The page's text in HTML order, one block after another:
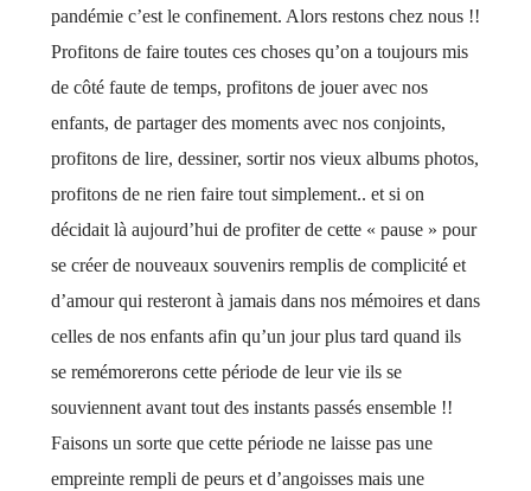
pandémie c’est le confinement. Alors restons chez nous !!
Profitons de faire toutes ces choses qu’on a toujours mis
de côté faute de temps, profitons de jouer avec nos
enfants, de partager des moments avec nos conjoints,
profitons de lire, dessiner, sortir nos vieux albums photos,
profitons de ne rien faire tout simplement.. et si on
décidait là aujourd’hui de profiter de cette « pause » pour
se créer de nouveaux souvenirs remplis de complicité et
d’amour qui resteront à jamais dans nos mémoires et dans
celles de nos enfants afin qu’un jour plus tard quand ils
se remémorerons cette période de leur vie ils se
souviennent avant tout des instants passés ensemble !!
Faisons un sorte que cette période ne laisse pas une
empreinte rempli de peurs et d’angoisses mais une